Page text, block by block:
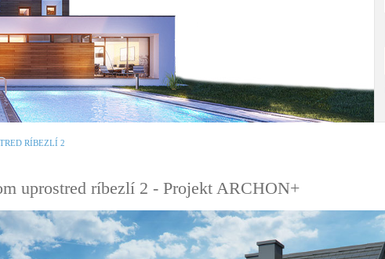
RÍBEZLÍ 2
uprostred ríbezlí 2 - Projekt ARCHON+